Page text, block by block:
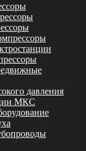
давления
МКС